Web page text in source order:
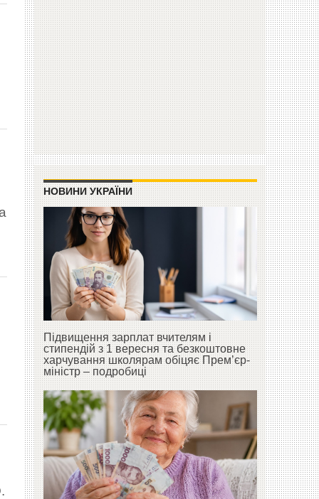
НОВИНИ УКРАЇНИ
Підвищення зарплат вчителям і
стипендій з 1 вересня та безкоштовне
харчування школярам обіцяє Прем’єр-
міністр – подробиці